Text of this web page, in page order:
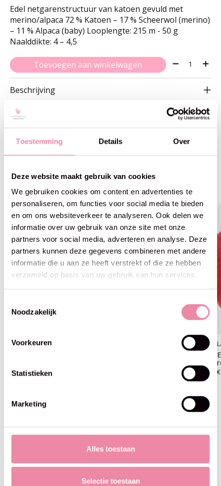
Toestemming Details Over
Deze website maakt gebruik van cookies
We gebruiken cookies om content en advertenties te
personaliseren, om functies voor social media te bieden
en om ons websiteverkeer te analyseren. Ook delen we
informatie over uw gebruik van onze site met onze
partners voor social media, adverteren en analyse. Deze
partners kunnen deze gegevens combineren met andere
informatie die u aan ze heeft verstrekt of die ze hebben
verzameld op basis van uw gebruik van hun services.
Noodzakelijk
Voorkeuren
Statistieken
Marketing
Alles toestaan
Selectie toestaan
Edel netgarenstructuur van katoen gevuld met
merino/alpaca 72 % Katoen – 17 % Scheerwol (merino)
– 11 % Alpaca (baby) Looplengte: 215 m - 50 g
Naalddikte: 4 – 4,5
Toevoegen aan winkelwagen Aantal:
Beschrijving
Gerelateerde producten
Carousel items
Lana Grossa
€8,95
Ecopuno - Lana Grossa -08
Blijf op de hoogte